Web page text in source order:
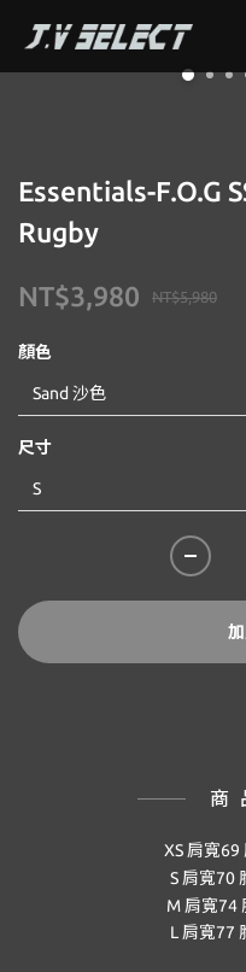
Essentials-F.O.G
Rugby
NT$5,980
NT$3,980
顏色
尺寸
商
XS 肩寬
S 肩寬70
M 肩寬74
L 肩寬77